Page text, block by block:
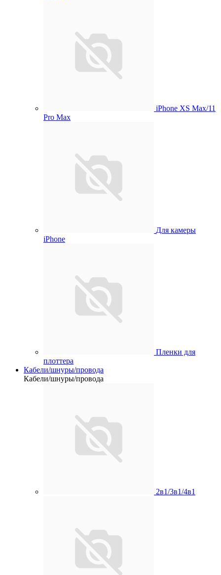
iPhone XS Max/11
Pro Max
Для камеры
iPhone
Пленки для
плоттера
Кабели/шнуры/провода
Кабели/шнуры/провода
2в1/3в1/4в1